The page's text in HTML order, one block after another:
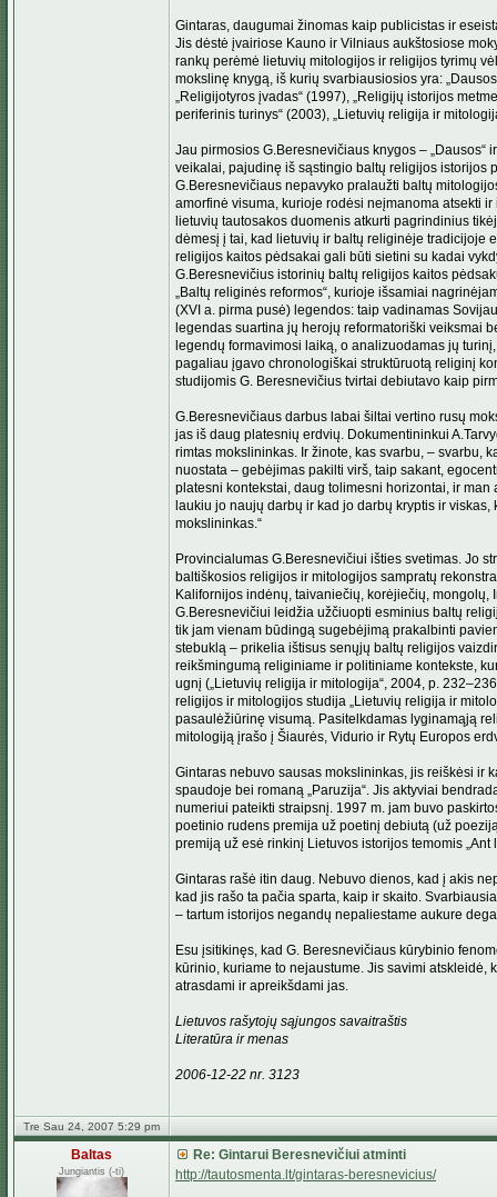
Gintaras, daugumai žinomas kaip publicistas ir
Jis dėstė įvairiose Kauno ir Vilniaus aukštosiose
rankų perėmė lietuvių mitologijos ir religijos tyrimų
mokslinę knygą, iš kurių svarbiausiosios yra:
„Religijotyros įvadas“ (1997), „Religijų istorijos
periferinis turinys“ (2003), „Lietuvių religija ir
Jau pirmosios G.Beresnevičiaus knygos –
veikalai, pajudinę iš sąstingio baltų religijos istorijos
G.Beresnevičiaus nepavyko pralaužti baltų
amorfinė visuma, kurioje rodėsi neįmanoma atsekti
lietuvių tautosakos duomenis atkurti pagrindinius
dėmesį į tai, kad lietuvių ir baltų religinėje tradicijoje
religijos kaitos pėdsakai gali būti sietini su kadai
G.Beresnevičius istorinių baltų religijos kaitos
„Baltų religinės reformos“, kurioje išsamiai
(XVI a. pirma pusė) legendos: taip vadinamas
legendas suartina jų herojų reformatoriški veiksmai
legendų formavimosi laiką, o analizuodamas jų
pagaliau įgavo chronologiškai struktūruotą religinį
studijomis G. Beresnevičius tvirtai debiutavo kaip
G.Beresnevičiaus darbus labai šiltai vertino rusų
jas iš daug platesnių erdvių. Dokumentininkui
rimtas mokslininkas. Ir žinote, kas svarbu, – svarbu,
nuostata – gebėjimas pakilti virš, taip sakant,
platesni kontekstai, daug tolimesni horizontai, ir
laukiu jo naujų darbų ir kad jo darbų kryptis ir
mokslininkas.“
Provincialumas G.Beresnevičiui išties svetimas. Jo
baltiškosios religijos ir mitologijos sampratų
Kalifornijos indėnų, taivaniečių, korėjiečių,
G.Beresnevičiui leidžia užčiuopti esminius baltų
tik jam vienam būdingą sugebėjimą prakalbinti
stebuklą – prikelia ištisus senųjų baltų religijos
reikšmingumą religiniame ir politiniame kontekste,
ugnį („Lietuvių religija ir mitologija“, 2004, p.
religijos ir mitologijos studija „Lietuvių religija ir
pasaulėžiūrinę visumą. Pasitelkdamas lyginamąją
mitologiją įrašo į Šiaurės, Vidurio ir Rytų Europos
Gintaras nebuvo sausas mokslininkas, jis reiškėsi ir
spaudoje bei romaną „Paruzija“. Jis aktyviai
numeriui pateikti straipsnį. 1997 m. jam buvo
poetinio rudens premija už poetinį debiutą (už
premiją už esė rinkinį Lietuvos istorijos temomis „Ant
Gintaras rašė itin daug. Nebuvo dienos, kad į akis
kad jis rašo ta pačia sparta, kaip ir skaito.
– tartum istorijos negandų nepaliestame aukure
Esu įsitikinęs, kad G. Beresnevičiaus kūrybinio
kūrinio, kuriame to nejaustume. Jis savimi
atrasdami ir apreikšdami jas.
Lietuvos rašytojų sąjungos savaitraštis
Literatūra ir menas
2006-12-22 nr. 3123
Tre Sau 24, 2007 5:29 pm
Baltas
Jungiantis (-ti)
Re: Gintarui Beresnevičiui atminti
http://tautosmenta.lt/gintaras-beresnevicius/